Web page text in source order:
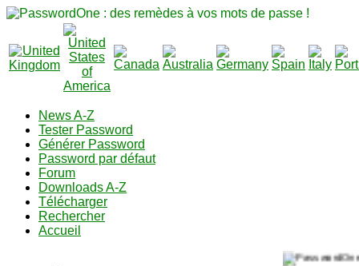
News A-Z
Tester Password
Générer Password
Password par défaut
Forum
Downloads A-Z
Télécharger
Rechercher
Accueil